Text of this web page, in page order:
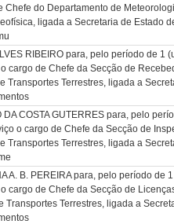
Chefe do Departamento de
ligada a Secretaria de Estado
RIBEIRO para, pelo período de 1
cargo de Chefe da Secção de
Transportes Terrestres, ligada a
DA COSTA GUTERRES para, pelo
o cargo de Chefe da Secção de
Transportes Terrestres, ligada a
A. B. PEREIRA para, pelo período de
cargo de Chefe da Secção de
Transportes Terrestres, ligada a